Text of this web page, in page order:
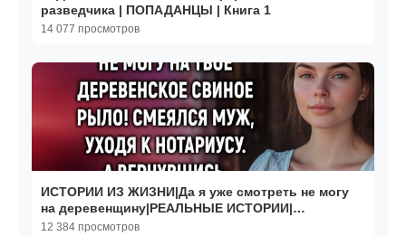
разведчика | ПОПАДАНЦЫ | Книга 1
14 077 просмотров
ИСТОРИИ ИЗ ЖИЗНИ|Да я уже смотреть не могу
на деревенщину|РЕАЛЬНЫЕ ИСТОРИИ|
ЖИЗНЕННЫЕ ИСТОРИИ
12 384 просмотров